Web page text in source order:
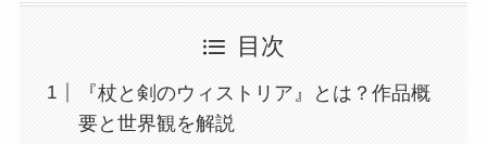
目次
『杖と剣のウィストリア』とは？作品概
要と世界観を解説